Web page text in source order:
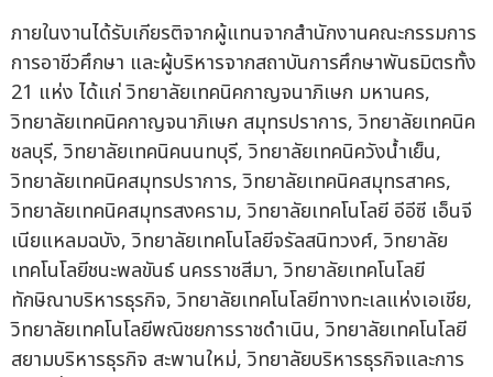
ภายในงานได้รับเกียรติจากผู้แทนจากสำนักงานคณะกรรมการ
การอาชีวศึกษา และผู้บริหารจากสถาบันการศึกษาพันธมิตรทั้ง
21 แห่ง ได้แก่ วิทยาลัยเทคนิคกาญจนาภิเษก มหานคร,
วิทยาลัยเทคนิคกาญจนาภิเษก สมุทรปราการ, วิทยาลัยเทคนิค
ชลบุรี, วิทยาลัยเทคนิคนนทบุรี, วิทยาลัยเทคนิควังน้ำเย็น,
วิทยาลัยเทคนิคสมุทรปราการ, วิทยาลัยเทคนิคสมุทรสาคร,
วิทยาลัยเทคนิคสมุทรสงคราม, วิทยาลัยเทคโนโลยี อีอีซี เอ็นจี
เนียแหลมฉบัง, วิทยาลัยเทคโนโลยีจรัลสนิทวงศ์, วิทยาลัย
เทคโนโลยีชนะพลขันธ์ นครราชสีมา, วิทยาลัยเทคโนโลยี
ทักษิณาบริหารธุรกิจ, วิทยาลัยเทคโนโลยีทางทะเลแห่งเอเชีย,
วิทยาลัยเทคโนโลยีพณิชยการราชดำเนิน, วิทยาลัยเทคโนโลยี
สยามบริหารธุรกิจ สะพานใหม่, วิทยาลัยบริหารธุรกิจและการ